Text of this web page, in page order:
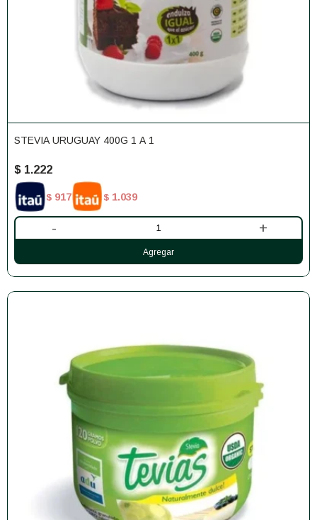
STEVIA URUGUAY 400G 1 A 1
$ 1.222
$ 917 $ 1.039
- +